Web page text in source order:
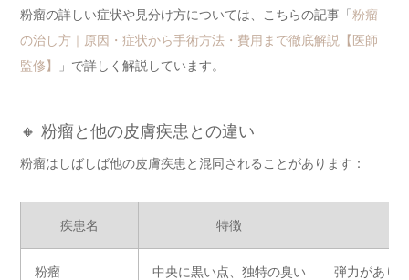
粉瘤の詳しい症状や見分け方については、こちらの記事「 粉瘤
の治し方｜原因・症状から手術方法・費用まで徹底解説【医師
監修】
」で詳しく解説しています。
🔸 粉瘤と他の皮膚疾患との違い
粉瘤はしばしば他の皮膚疾患と混同されることがあります：
疾患名 特徴
粉瘤 中央に黒い点、独特の臭い 弾力があり